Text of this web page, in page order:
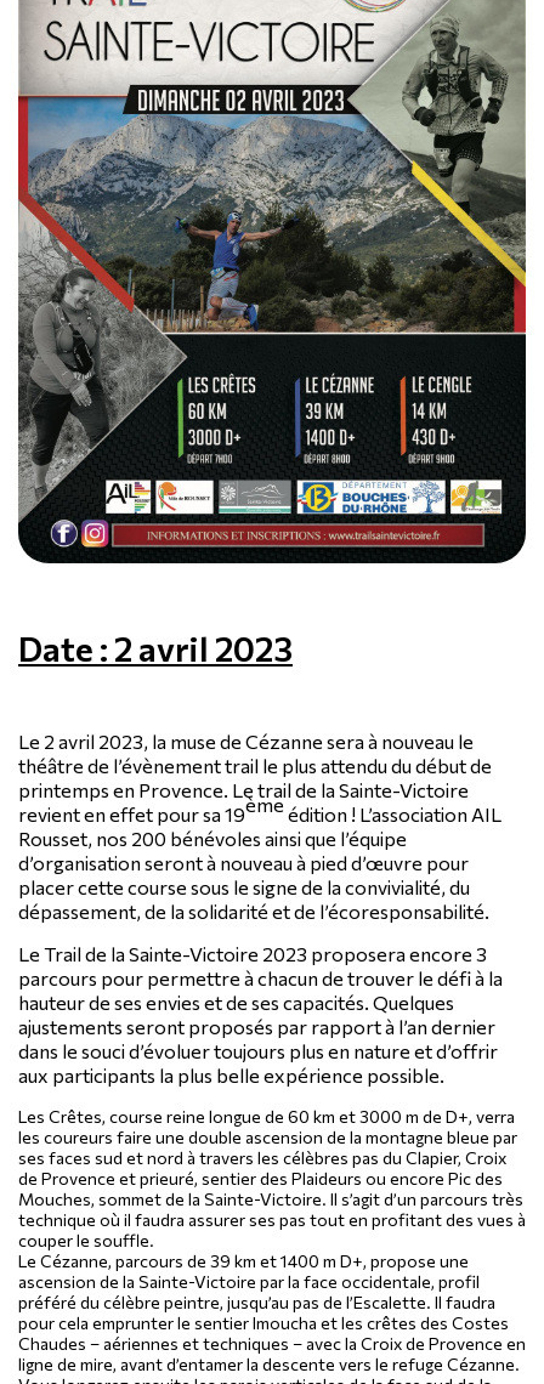
Date : 2 avril 2023
Le 2 avril 2023, la muse de Cézanne sera à nouveau le
théâtre de l’évènement trail le plus attendu du début de
printemps en Provence. Le trail de la Sainte-Victoire
revient en effet pour sa 19èmeédition ! L’association AIL
Rousset, nos 200 bénévoles ainsi que l’équipe
d’organisation seront à nouveau à pied d’œuvre pour
placer cette course sous le signe de la convivialité, du
dépassement, de la solidarité et de l’écoresponsabilité.
Le Trail de la Sainte-Victoire 2023 proposera encore 3
parcours pour permettre à chacun de trouver le défi à la
hauteur de ses envies et de ses capacités. Quelques
ajustements seront proposés par rapport à l’an dernier
dans le souci d’évoluer toujours plus en nature et d’offrir
aux participants la plus belle expérience possible.
Les Crêtes, course reine longue de 60 km et 3000 m de D+, verra
les coureurs faire une double ascension de la montagne bleue par
ses faces sud et nord à travers les célèbres pas du Clapier, Croix
de Provence et prieuré, sentier des Plaideurs ou encore Pic des
Mouches, sommet de la Sainte-Victoire. Il s’agit d’un parcours très
technique où il faudra assurer ses pas tout en profitant des vues à
couper le souffle.
Le Cézanne, parcours de 39 km et 1400 m D+, propose une
ascension de la Sainte-Victoire par la face occidentale, profil
préféré du célèbre peintre, jusqu’au pas de l’Escalette. Il faudra
pour cela emprunter le sentier Imoucha et les crêtes des Costes
Chaudes – aériennes et techniques – avec la Croix de Provence en
ligne de mire, avant d’entamer la descente vers le refuge Cézanne.